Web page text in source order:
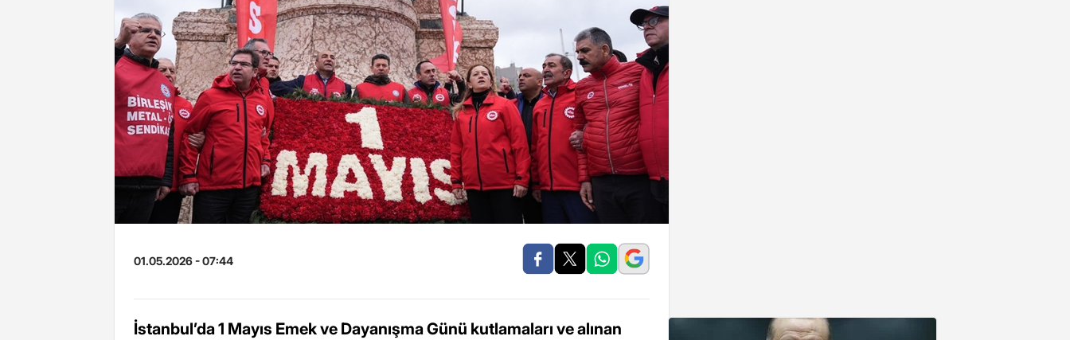
01.05.2026 - 07:44
İstanbul’da 1 Mayıs Emek ve Dayanışma Günü kutlamaları ve alınan